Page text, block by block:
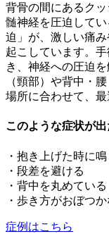
背骨の間にあるク
髄神経を圧迫して
迫」が、激しい痛
起こしています。
き、神経への圧迫
（頸部）や背中・
場所に合わせて、最
このような症状が
・抱き上げた時に鳴
・段差を避ける
・背中を丸めている
・歩き方がおぼつ
症例はこちら